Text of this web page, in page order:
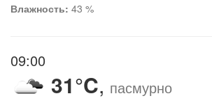
Влажность: 43 %
09:00
31°C, пасмурно